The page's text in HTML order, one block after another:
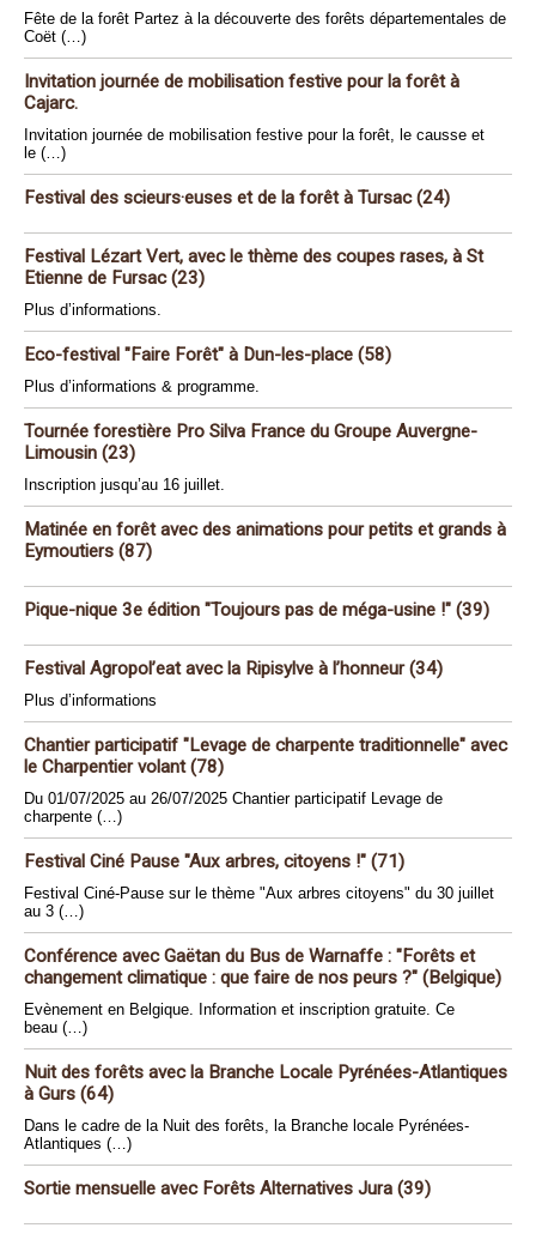
Fête de la forêt Partez à la découverte des forêts départementales de
Coët (…)
Invitation journée de mobilisation festive pour la forêt à
Cajarc.
Invitation journée de mobilisation festive pour la forêt, le causse et
le (…)
Festival des scieurs·euses et de la forêt à Tursac (24)
Festival Lézart Vert, avec le thème des coupes rases, à St
Etienne de Fursac (23)
Plus d’informations.
Eco-festival "Faire Forêt" à Dun-les-place (58)
Plus d’informations & programme.
Tournée forestière Pro Silva France du Groupe Auvergne-
Limousin (23)
Inscription jusqu’au 16 juillet.
Matinée en forêt avec des animations pour petits et grands à
Eymoutiers (87)
Pique-nique 3e édition "Toujours pas de méga-usine !" (39)
Festival Agropol’eat avec la Ripisylve à l’honneur (34)
Plus d’informations
Chantier participatif "Levage de charpente traditionnelle" avec
le Charpentier volant (78)
Du 01/07/2025 au 26/07/2025 Chantier participatif Levage de
charpente (…)
Festival Ciné Pause "Aux arbres, citoyens !" (71)
Festival Ciné-Pause sur le thème "Aux arbres citoyens" du 30 juillet
au 3 (…)
Conférence avec Gaëtan du Bus de Warnaffe : "Forêts et
changement climatique : que faire de nos peurs ?" (Belgique)
Evènement en Belgique. Information et inscription gratuite. Ce
beau (…)
Nuit des forêts avec la Branche Locale Pyrénées-Atlantiques
à Gurs (64)
Dans le cadre de la Nuit des forêts, la Branche locale Pyrénées-
Atlantiques (…)
Sortie mensuelle avec Forêts Alternatives Jura (39)